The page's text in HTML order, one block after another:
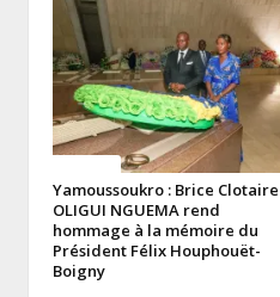
Yamoussoukro : Brice Clotaire
OLIGUI NGUEMA rend
hommage à la mémoire du
Président Félix Houphouët-
Boigny